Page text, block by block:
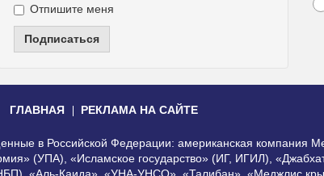
Отпишите меня
Подписаться
ГЛАВНАЯ РЕКЛАМА НА САЙТЕ
в Российской Федерации: американская компания
(УПА), «Исламское государство» (ИГ, ИГИЛ),
«Аль-Каида», «УНА-УНСО», «Талибан», «Меджлис